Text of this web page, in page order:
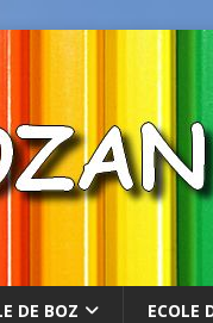
DE BOZ ECOLE